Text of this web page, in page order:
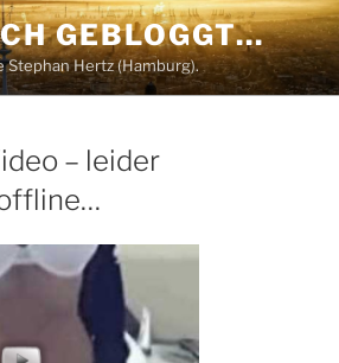
GEBLOGGT…
Hertz (Hamburg).
– leider